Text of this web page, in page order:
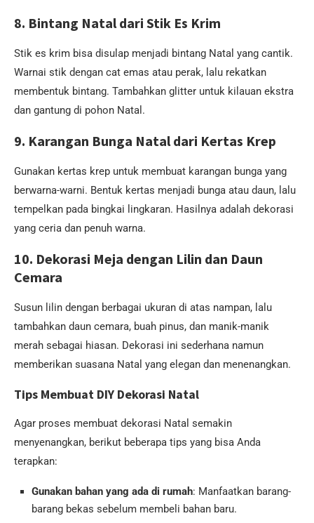
8. Bintang Natal dari Stik Es Krim
Stik es krim bisa disulap menjadi bintang Natal yang cantik.
Warnai stik dengan cat emas atau perak, lalu rekatkan
membentuk bintang. Tambahkan glitter untuk kilauan ekstra
dan gantung di pohon Natal.
9. Karangan Bunga Natal dari Kertas Krep
Gunakan kertas krep untuk membuat karangan bunga yang
berwarna-warni. Bentuk kertas menjadi bunga atau daun, lalu
tempelkan pada bingkai lingkaran. Hasilnya adalah dekorasi
yang ceria dan penuh warna.
10. Dekorasi Meja dengan Lilin dan Daun
Cemara
Susun lilin dengan berbagai ukuran di atas nampan, lalu
tambahkan daun cemara, buah pinus, dan manik-manik
merah sebagai hiasan. Dekorasi ini sederhana namun
memberikan suasana Natal yang elegan dan menenangkan.
Tips Membuat DIY Dekorasi Natal
Agar proses membuat dekorasi Natal semakin
menyenangkan, berikut beberapa tips yang bisa Anda
terapkan:
Gunakan bahan yang ada di rumah: Manfaatkan barang-
barang bekas sebelum membeli bahan baru.